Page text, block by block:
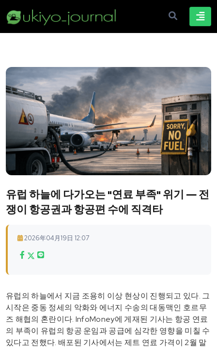
유럽 하늘에 다가오는 "연료 부족" 위기 ― 전
쟁이 항공권과 항공편 수에 직격타
2026年04月19日 12:07
유럽의 하늘에서 지금 조용히 이상 현상이 진행되고 있다. 그
시작은 중동 정세의 악화와 에너지 수송의 대동맥인 호르무
즈 해협의 혼란이다. InfoMoney에 게재된 기사는 항공 연료
의 부족이 유럽의 항공 운임과 공급에 심각한 영향을 미칠 수
있다고 전했다. 배포된 기사에서는 제트 연료 가격이 2월 말